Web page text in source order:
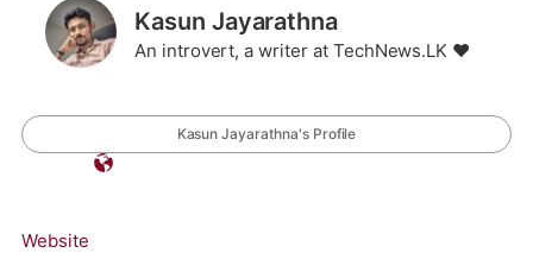
Kasun Jayarathna
An introvert, a writer at TechNews.LK ❤️
Kasun Jayarathna's Profile
Website